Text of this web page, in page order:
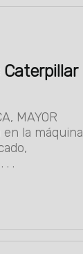
MAYOR
en la máquina
. .